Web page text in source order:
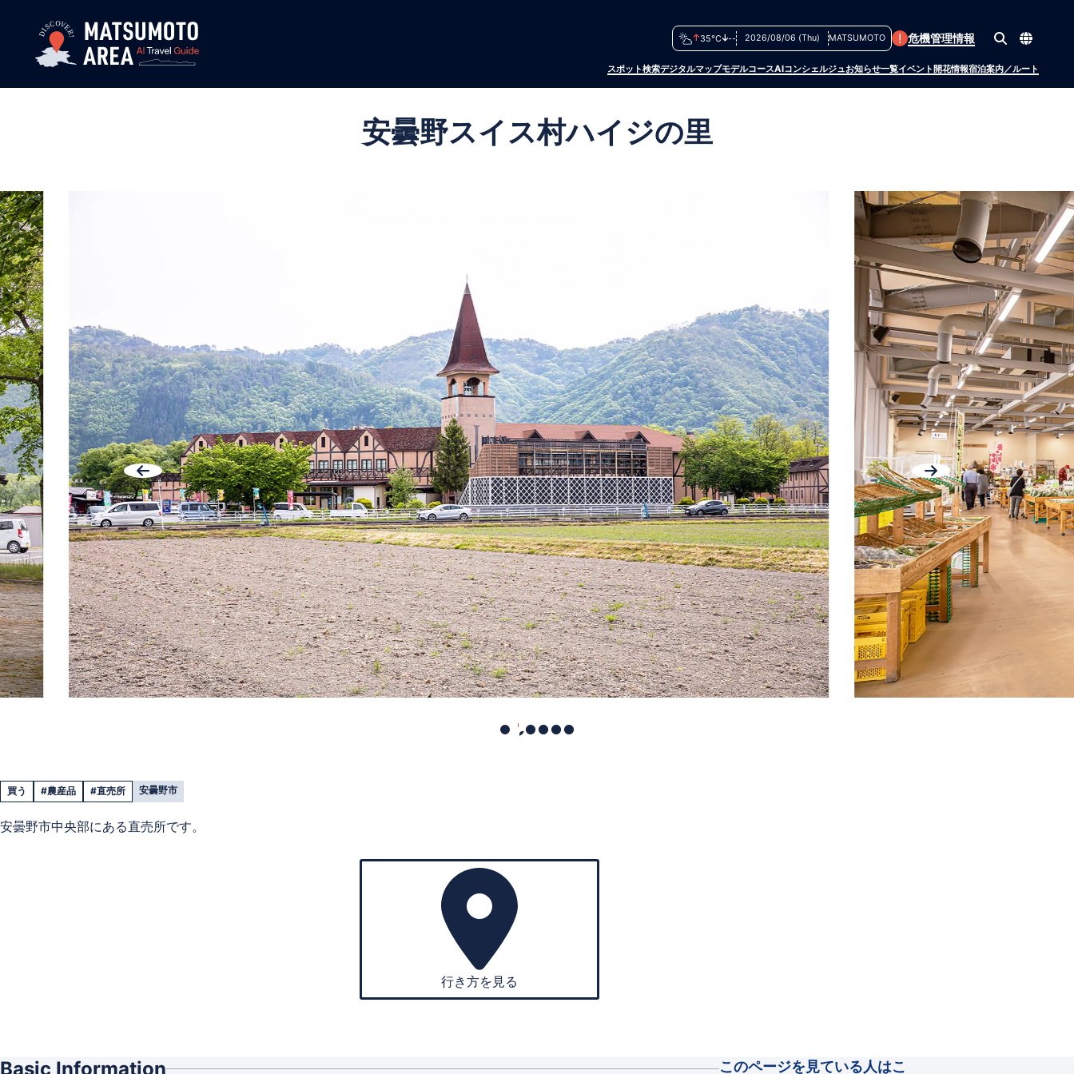
スポット検索デジタルマップモデルコースAIコンシェルジュお知らせ一覧イベント 開花情報宿泊案内／ルート
35°C -- 2026/08/06 (Thu) MATSUMOTO ! 危機管理情報
安曇野スイス村ハイジの里
買う #農産品 #直売所 安曇野市
安曇野市中央部にある直売所です。
行き方を見る
Basic Information
このページを見ている人はこ